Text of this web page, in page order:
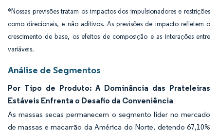
*Nossas previsões tratam os impactos dos impulsionadores e restrições
como direcionais, e não aditivos. As previsões de impacto refletem o
crescimento de base, os efeitos de composição e as interações entre
variáveis.
Análise de Segmentos
Por Tipo de Produto: A Dominância das Prateleiras
Estáveis Enfrenta o Desafio da Conveniência
As massas secas permanecem o segmento líder no mercado
de massas e macarrão da América do Norte, detendo 67,10%